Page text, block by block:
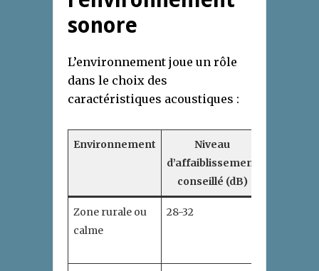
sonore
L’environnement joue un rôle
dans le choix des
caractéristiques acoustiques :
Environnement
Niveau
d’affaiblissement
conseillé (dB)
Zone rurale ou
calme
28-32